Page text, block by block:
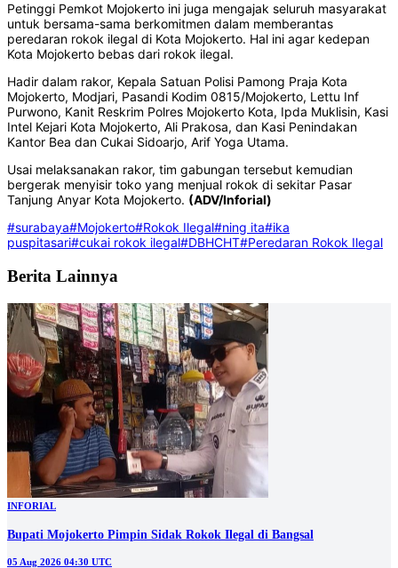
Petinggi Pemkot Mojokerto ini juga mengajak seluruh masyarakat
untuk bersama-sama berkomitmen dalam memberantas
peredaran rokok ilegal di Kota Mojokerto. Hal ini agar kedepan
Kota Mojokerto bebas dari rokok ilegal.
Hadir dalam rakor, Kepala Satuan Polisi Pamong Praja Kota
Mojokerto, Modjari, Pasandi Kodim 0815/Mojokerto, Lettu Inf
Purwono, Kanit Reskrim Polres Mojokerto Kota, Ipda Muklisin, Kasi
Intel Kejari Kota Mojokerto, Ali Prakosa, dan Kasi Penindakan
Kantor Bea dan Cukai Sidoarjo, Arif Yoga Utama.
Usai melaksanakan rakor, tim gabungan tersebut kemudian
bergerak menyisir toko yang menjual rokok di sekitar Pasar
Tanjung Anyar Kota Mojokerto. (ADV/Inforial)
#surabaya#Mojokerto#Rokok Ilegal#ning ita#ika
puspitasari#cukai rokok ilegal#DBHCHT#Peredaran Rokok Ilegal
Berita Lainnya
INFORIAL
Bupati Mojokerto Pimpin Sidak Rokok Ilegal di Bangsal
05 Aug 2026 04:30 UTC